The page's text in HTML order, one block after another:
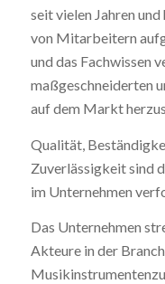
seit vielen Jahren
von Mitarbeitern
und das Fachwissen
maßgeschneiderten
auf dem Markt
Qualität,
Zuverlässigkeit sind
im Unternehmen
Das Unternehmen
Akteure in der